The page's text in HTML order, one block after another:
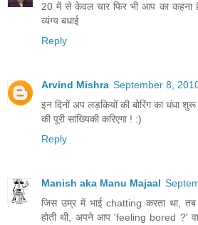
20 में से केवल चार फिर भी आप का कहना है
व्यंग्य बधाई
Reply
Arvind Mishra September 8,
इन दिनों अप लड़कियों की बोरिंग का धंधा
की पूरी सांख्यिकी करिएगा ! :)
Reply
Manish aka Manu Majaal
जिस उम्र में भाई chatting करता था,
होती थी, अपने आप 'feeling bored ?'